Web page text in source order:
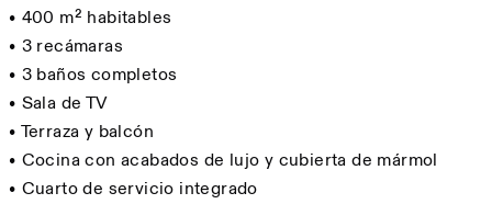
•⁠ ⁠400 m² habitables
•⁠ ⁠3 recámaras
•⁠ ⁠3 baños completos
•⁠ ⁠Sala de TV
•⁠ ⁠Terraza y balcón
•⁠ ⁠Cocina con acabados de lujo y cubierta de mármol
•⁠ ⁠Cuarto de servicio integrado